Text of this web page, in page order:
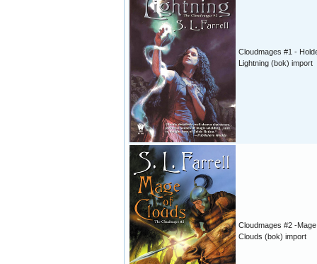
Cloudmages #1 -
Lightning (bok) import
Cloudmages #2 -
Clouds (bok) import